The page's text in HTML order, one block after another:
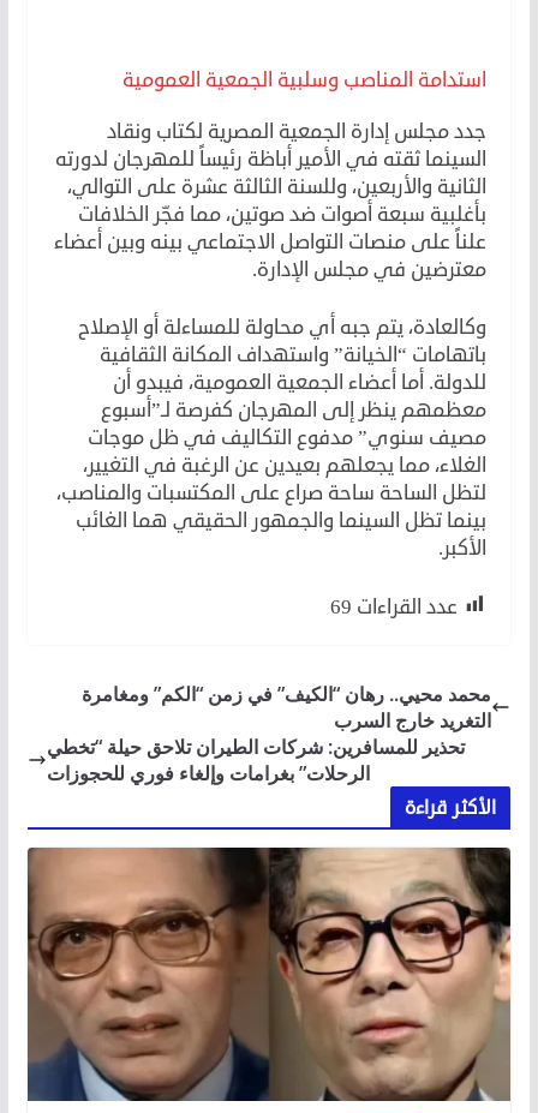
استدامة المناصب وسلبية الجمعية العمومية
جدد مجلس إدارة الجمعية المصرية لكتاب ونقاد
السينما ثقته في الأمير أباظة رئيساً للمهرجان لدورته
الثانية والأربعين، وللسنة الثالثة عشرة على التوالي،
بأغلبية سبعة أصوات ضد صوتين، مما فجّر الخلافات
علناً على منصات التواصل الاجتماعي بينه وبين أعضاء
معترضين في مجلس الإدارة.
وكالعادة، يتم جبه أي محاولة للمساءلة أو الإصلاح
باتهامات “الخيانة” واستهداف المكانة الثقافية
للدولة. أما أعضاء الجمعية العمومية، فيبدو أن
معظمهم ينظر إلى المهرجان كفرصة لـ”أسبوع
مصيف سنوي” مدفوع التكاليف في ظل موجات
الغلاء، مما يجعلهم بعيدين عن الرغبة في التغيير،
لتظل الساحة ساحة صراع على المكتسبات والمناصب،
بينما تظل السينما والجمهور الحقيقي هما الغائب
الأكبر.
عدد القراءات 69
محمد محيي.. رهان “الكيف” في زمن “الكم” ومغامرة
التغريد خارج السرب
تحذير للمسافرين: شركات الطيران تلاحق حيلة “تخطي
الرحلات” بغرامات وإلغاء فوري للحجوزات
الأكثر قراءة